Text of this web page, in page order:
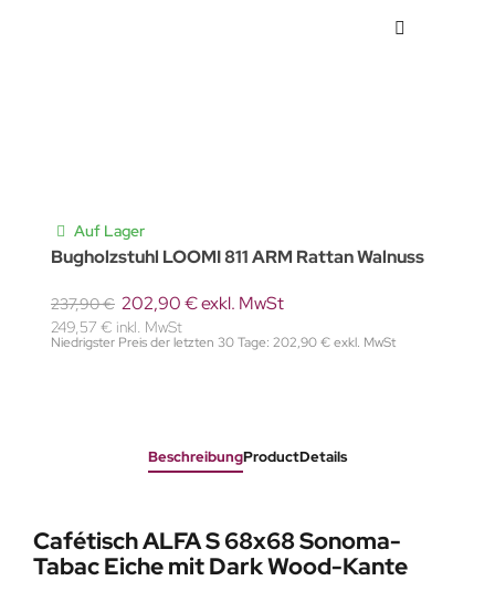
Auf Lager
Bugholzstuhl LOOMI 811 ARM Rattan Walnuss
237,90 € 202,90 € exkl. MwSt
249,57 € inkl. MwSt
Niedrigster Preis der letzten 30 Tage: 202,90 € exkl. MwSt
BeschreibungProductDetails
Cafétisch ALFA S 68x68 Sonoma-
Tabac Eiche mit Dark Wood-Kante